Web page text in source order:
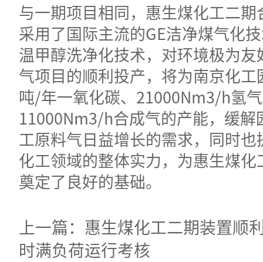
与一期项目相同，惠生煤化工二
采用了国际主流的GE洁净煤气化
温甲醇洗净化技术，对环境极为
气项目的顺利投产，将为南京化
吨/年一氧化碳、21000Nm3/h氢
11000Nm3/h合成气的产能，缓解
工原料气日益增长的需求，同时
化工领域的整体实力，为惠生煤
奠定了良好的基础。
上一篇：惠生煤化工二期装置顺
时满负荷运行考核